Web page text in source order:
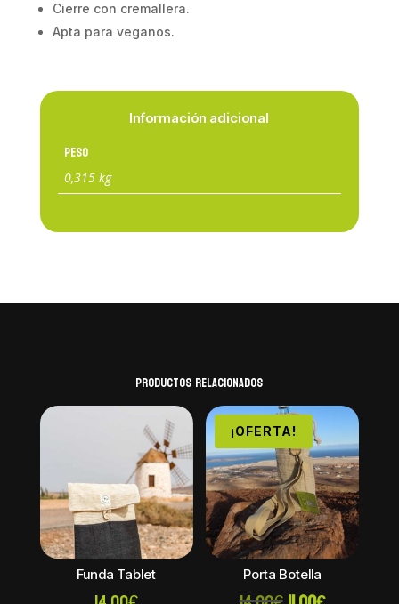
Cierre con cremallera.
Apta para veganos.
Información adicional
Peso
0,315 kg
Productos relacionados
Funda Tablet
¡OFERTA!
Porta Botella